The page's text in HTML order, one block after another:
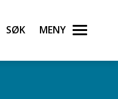
Søk Meny